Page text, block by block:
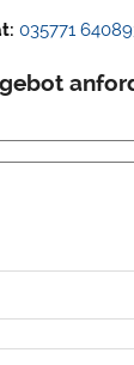
035771